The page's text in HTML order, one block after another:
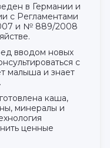
в Германии и
с Регламентами
и № 889/2008
вводом новых
с
малыша и знает
каша,
минералы и
ценные